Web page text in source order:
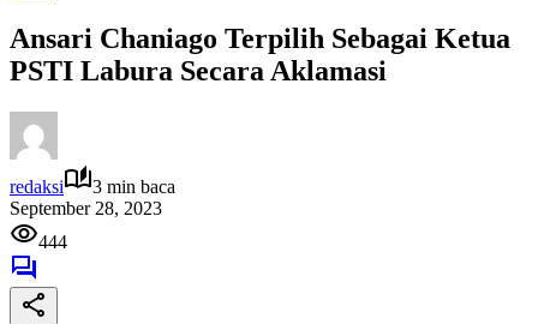
Ansari Chaniago Terpilih Sebagai Ketua
PSTI Labura Secara Aklamasi
redaksi
3 min baca
September 28, 2023
444